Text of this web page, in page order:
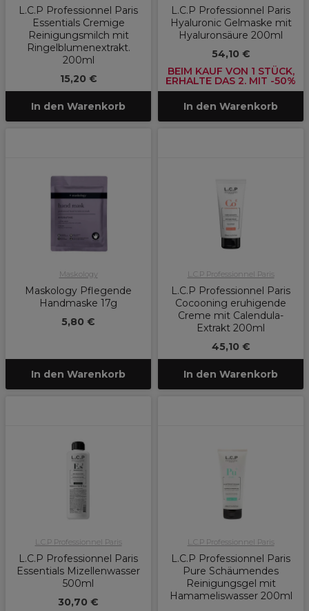
L.C.P Professionnel Paris
Essentials Cremige
Reinigungsmilch mit
Ringelblumenextrakt.
200ml
15,20 €
In den Warenkorb
L.C.P Professionnel Paris
Hyaluronic Gelmaske mit
Hyaluronsäure 200ml
54,10 €
BEIM KAUF VON 1 STÜCK,
ERHALTE DAS 2. MIT -50%
In den Warenkorb
Maskology
Maskology Pflegende
Handmaske 17g
5,80 €
In den Warenkorb
L.C.P Professionnel Paris
L.C.P Professionnel Paris
Cocooning eruhigende
Creme mit Calendula-
Extrakt 200ml
45,10 €
In den Warenkorb
L.C.P Professionnel Paris
L.C.P Professionnel Paris
Essentials Mizellenwasser
500ml
30,70 €
L.C.P Professionnel Paris
L.C.P Professionnel Paris
Pure Schäumendes
Reinigungsgel mit
Hamameliswasser 200ml